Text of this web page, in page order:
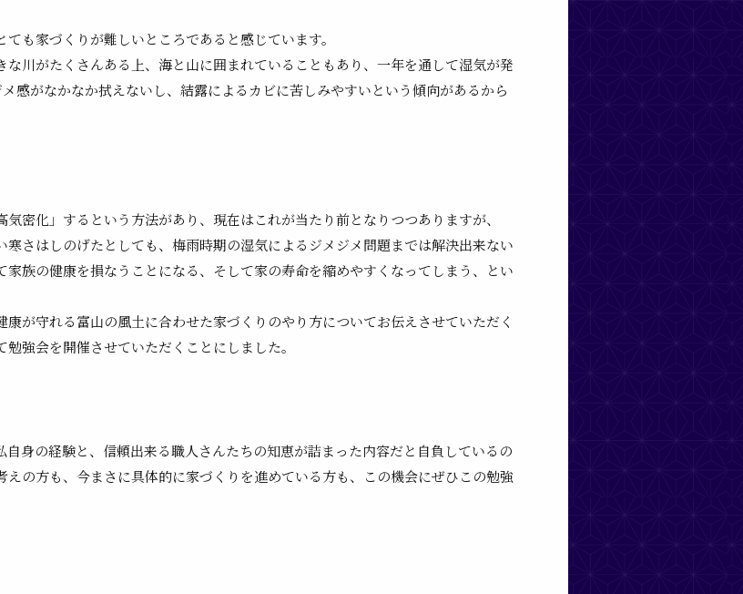
ても家づくりが難しいところであると感じています。
な川がたくさんある上、海と山に囲まれていることもあり、一年を通して湿気が発
感がなかなか拭えないし、 結露によるカビに苦しみやすいという傾向があるから
気密化」 するという方法があり、現在はこれが当たり前となりつつありますが、
さはしのげたとしても、 梅雨時期の湿気によるジメジメ問題までは解決出来ない
家族の健康を損なうことになる、そして家の寿命を縮めやすくなってしまう、とい
が守れる富山の風土に合わせた家づくりのやり方についてお伝えさせていただく
強会を開催させていただくことにしました。
自身の経験と、信頼出来る職人さんたちの知恵が詰まった内容だと自負しているの
の方も、今まさに具体的に家づくりを進めている方も、この機会にぜひこの勉強